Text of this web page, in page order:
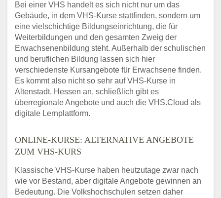
Bei einer VHS handelt es sich nicht nur um das
Gebäude, in dem VHS-Kurse stattfinden, sondern um
eine vielschichtige Bildungseinrichtung, die für
Weiterbildungen und den gesamten Zweig der
Erwachsenenbildung steht. Außerhalb der schulischen
und beruflichen Bildung lassen sich hier
verschiedenste Kursangebote für Erwachsene finden.
Es kommt also nicht so sehr auf VHS-Kurse in
Altenstadt, Hessen an, schließlich gibt es
überregionale Angebote und auch die VHS.Cloud als
digitale Lernplattform.
ONLINE-KURSE: ALTERNATIVE ANGEBOTE
ZUM VHS-KURS
Klassische VHS-Kurse haben heutzutage zwar nach
wie vor Bestand, aber digitale Angebote gewinnen an
Bedeutung. Die Volkshochschulen setzen daher